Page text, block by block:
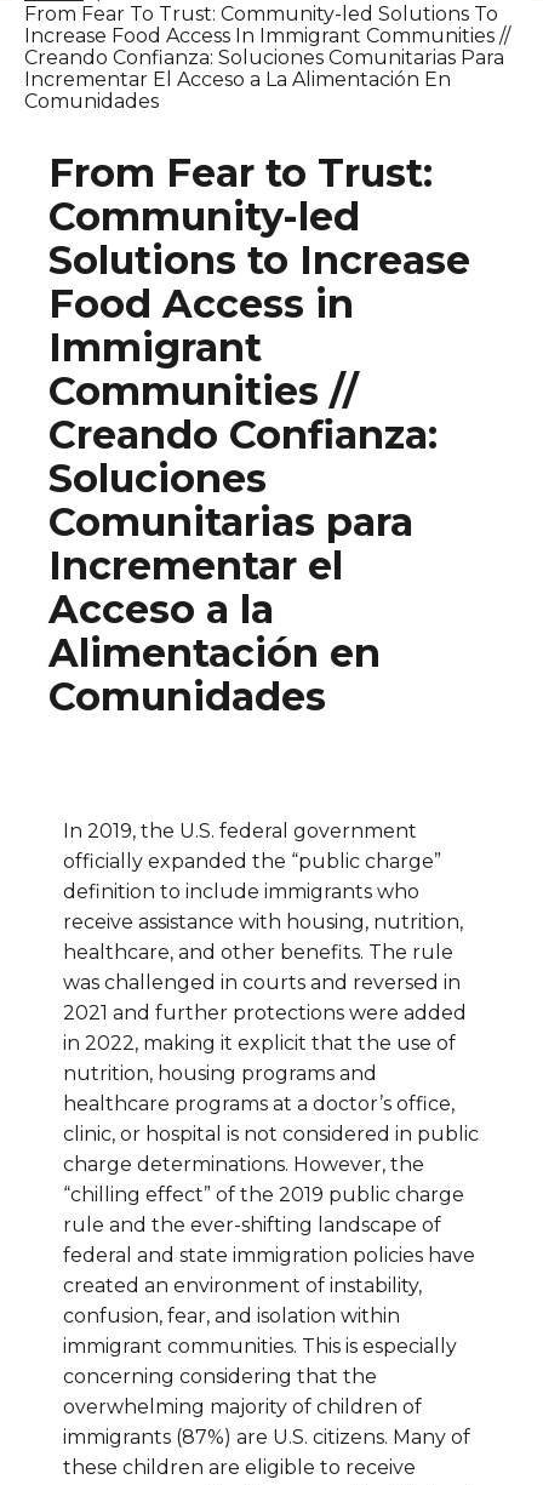
From Fear To Trust: Community-led Solutions To
Increase Food Access In Immigrant Communities //
Creando Confianza: Soluciones Comunitarias Para
Incrementar El Acceso a La Alimentación En
Comunidades
From Fear to Trust:
Community-led
Solutions to Increase
Food Access in
Immigrant
Communities //
Creando Confianza:
Soluciones
Comunitarias para
Incrementar el
Acceso a la
Alimentación en
Comunidades
In 2019, the U.S. federal government
officially expanded the “public charge”
definition to include immigrants who
receive assistance with housing, nutrition,
healthcare, and other benefits. The rule
was challenged in courts and reversed in
2021 and further protections were added
in 2022, making it explicit that the use of
nutrition, housing programs and
healthcare programs at a doctor’s office,
clinic, or hospital is not considered in public
charge determinations. However, the
“chilling effect” of the 2019 public charge
rule and the ever-shifting landscape of
federal and state immigration policies have
created an environment of instability,
confusion, fear, and isolation within
immigrant communities. This is especially
concerning considering that the
overwhelming majority of children of
immigrants (87%) are U.S. citizens. Many of
these children are eligible to receive